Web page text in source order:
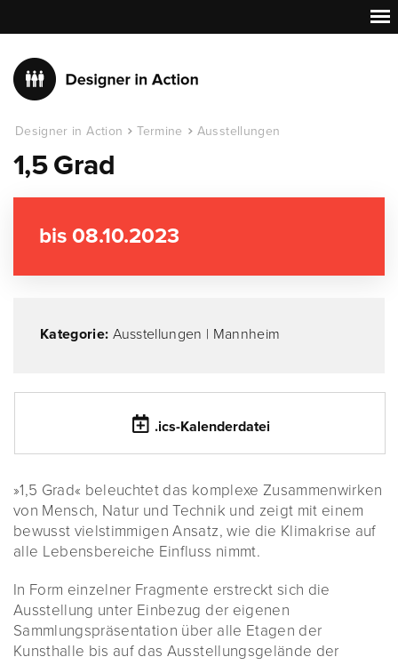
Designer in Action Termine Ausstellungen
1,5 Grad
bis 08.10.2023
Kategorie: Ausstellungen | Mannheim
.ics-Kalenderdatei
»1,5 Grad« beleuchtet das komplexe Zusammenwirken
von Mensch, Natur und Technik und zeigt mit einem
bewusst vielstimmigen Ansatz, wie die Klimakrise auf
alle Lebensbereiche Einfluss nimmt.
In Form einzelner Fragmente erstreckt sich die
Ausstellung unter Einbezug der eigenen
Sammlungspräsentation über alle Etagen der
Kunsthalle bis auf das Ausstellungsgelände der